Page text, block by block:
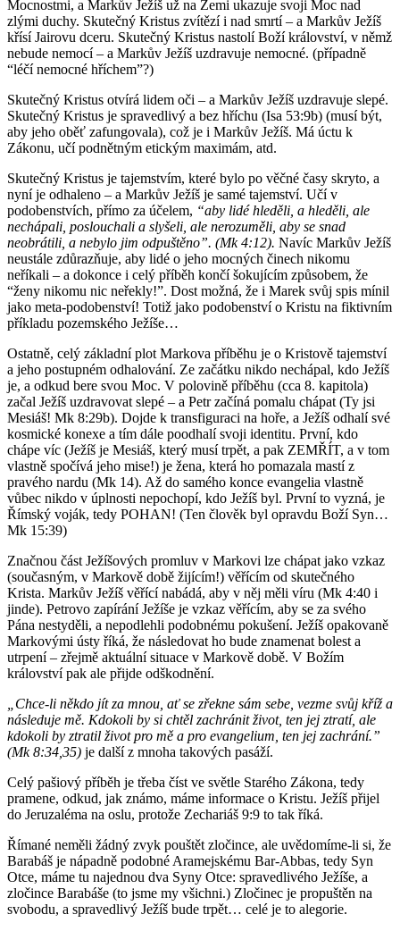
Mocnostmi, a Markův Ježíš už na Zemi ukazuje svoji Moc nad
zlými duchy. Skutečný Kristus zvítězí i nad smrtí – a Markův Ježíš
křísí Jairovu dceru. Skutečný Kristus nastolí Boží království, v němž
nebude nemocí – a Markův Ježíš uzdravuje nemocné. (případně
“léčí nemocné hříchem”?)
Skutečný Kristus otvírá lidem oči – a Markův Ježíš uzdravuje slepé.
Skutečný Kristus je spravedlivý a bez hříchu (Isa 53:9b) (musí být,
aby jeho oběť zafungovala), což je i Markův Ježíš. Má úctu k
Zákonu, učí podnětným etickým maximám, atd.
Skutečný Kristus je tajemstvím, které bylo po věčné časy skryto, a
nyní je odhaleno – a Markův Ježíš je samé tajemství. Učí v
podobenstvích, přímo za účelem, “aby lidé hleděli, a hleděli, ale
nechápali, poslouchali a slyšeli, ale nerozuměli, aby se snad
neobrátili, a nebylo jim odpuštěno”. (Mk 4:12). Navíc Markův Ježíš
neustále zdůrazňuje, aby lidé o jeho mocných činech nikomu
neříkali – a dokonce i celý příběh končí šokujícím způsobem, že
“ženy nikomu nic neřekly!”. Dost možná, že i Marek svůj spis mínil
jako meta-podobenství! Totiž jako podobenství o Kristu na fiktivním
příkladu pozemského Ježíše…
Ostatně, celý základní plot Markova příběhu je o Kristově tajemství
a jeho postupném odhalování. Ze začátku nikdo nechápal, kdo Ježíš
je, a odkud bere svou Moc. V polovině příběhu (cca 8. kapitola)
začal Ježíš uzdravovat slepé – a Petr začíná pomalu chápat (Ty jsi
Mesiáš! Mk 8:29b). Dojde k transfiguraci na hoře, a Ježíš odhalí své
kosmické konexe a tím dále poodhalí svoji identitu. První, kdo
chápe víc (Ježíš je Mesiáš, který musí trpět, a pak ZEMŘÍT, a v tom
vlastně spočívá jeho mise!) je žena, která ho pomazala mastí z
pravého nardu (Mk 14). Až do samého konce evangelia vlastně
vůbec nikdo v úplnosti nepochopí, kdo Ježíš byl. První to vyzná, je
Římský voják, tedy POHAN! (Ten člověk byl opravdu Boží Syn…
Mk 15:39)
Značnou část Ježíšových promluv v Markovi lze chápat jako vzkaz
(současným, v Markově době žijícím!) věřícím od skutečného
Krista. Markův Ježíš věřící nabádá, aby v něj měli víru (Mk 4:40 i
jinde). Petrovo zapírání Ježíše je vzkaz věřícím, aby se za svého
Pána nestyděli, a nepodlehli podobnému pokušení. Ježíš opakovaně
Markovými ústy říká, že následovat ho bude znamenat bolest a
utrpení – zřejmě aktuální situace v Markově době. V Božím
království pak ale přijde odškodnění.
„Chce-li někdo jít za mnou, ať se zřekne sám sebe, vezme svůj kříž a
následuje mě. Kdokoli by si chtěl zachránit život, ten jej ztratí, ale
kdokoli by ztratil život pro mě a pro evangelium, ten jej zachrání.”
(Mk 8:34,35) je další z mnoha takových pasáží.
Celý pašiový příběh je třeba číst ve světle Starého Zákona, tedy
pramene, odkud, jak známo, máme informace o Kristu. Ježíš přijel
do Jeruzaléma na oslu, protože Zechariáš 9:9 to tak říká.
Římané neměli žádný zvyk pouštět zločince, ale uvědomíme-li si, že
Barabáš je nápadně podobné Aramejskému Bar-Abbas, tedy Syn
Otce, máme tu najednou dva Syny Otce: spravedlivého Ježíše, a
zločince Barabáše (to jsme my všichni.) Zločinec je propuštěn na
svobodu, a spravedlivý Ježíš bude trpět… celé je to alegorie.